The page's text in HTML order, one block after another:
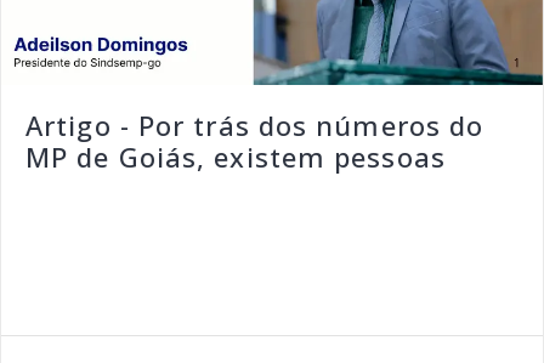
Artigo - Por trás dos números do
MP de Goiás, existem pessoas